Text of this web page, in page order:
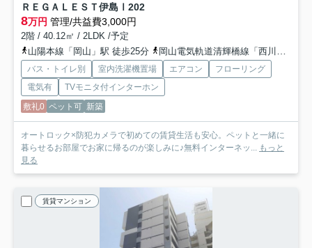
ＲＥＧＡＬＥＳＴ伊島Ⅰ 202
8万円 管理/共益費3,000円
2階 / 40.12㎡ / 2LDK /予定
山陽本線「岡山」駅 徒歩25分
岡山電気軌道清輝橋線「西川緑道公園」駅 徒歩29分
バス・トイレ別 室内洗濯機置場 エアコン
フローリング
電気有
TVモニタ付インターホン
敷礼0 ペット可 新築
オートロック×防犯カメラで初めての賃貸生活も安心。ペットと一緒に
暮らせるお部屋でお家に帰るのが楽しみに♪無料インターネッ...
もっと
見る
賃貸マンション